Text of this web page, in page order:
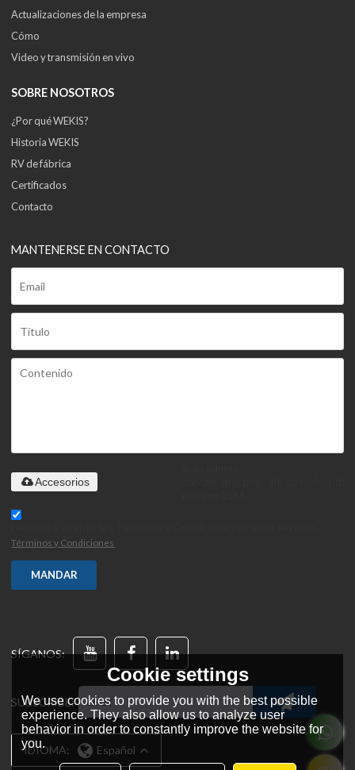
Actualizaciones de la empresa
Cómo
Video y transmisión en vivo
SOBRE NOSOTROS
¿Por qué WEKIS?
Historia WEKIS
RV de fábrica
Certificados
Contacto
MANTENERSE EN CONTACTO
Accesorios
Términos y Condiciones
MANDAR
SÍGANOS:
SUBSCRIBE:
IDIOMA: Español
Cookie settings
We use cookies to provide you with the best possible
experience. They also allow us to analyze user
behavior in order to constantly improve the website for
you.